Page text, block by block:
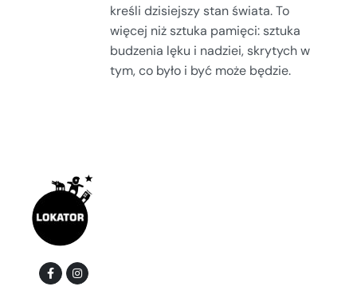
kreśli dzisiejszy stan świata. To
więcej niż sztuka pamięci: sztuka
budzenia lęku i nadziei, skrytych w
tym, co było i być może będzie.